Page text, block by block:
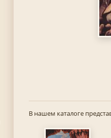
В нашем каталоге